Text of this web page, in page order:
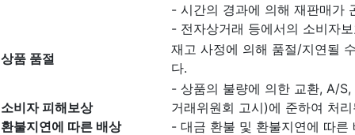
- 시간의 경과에 의해 재판매가
- 전자상거래 등에서의 소비자
상품 품절
재고 사정에 의해 품절/지연될
다.
소비자 피해보상
환불지연에 따른 배상
- 상품의 불량에 의한 교환, A/
거래위원회 고시)에 준하여 처
- 대금 환불 및 환불지연에 따른